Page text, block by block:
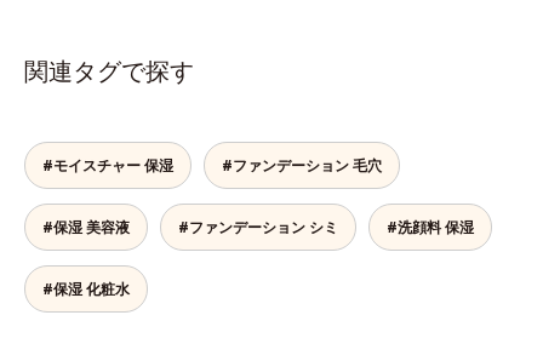
与えます。キメを整え、磨かれたよ
うな透明感とツヤを生み出すこと
まとったような仕上がりに。*1 ス
キンフィットカラー成分（酸化チタ
ン、酸化鉄、ステアロイルグルタミ
ン酸2Na）配合＝自然な仕上がりで
肌悩みをカバーする粉体*2 角層ま
で*3 肌のキメを整え、粉体を密着
させる設計のこと
ムです。うるおい粒子を濃密な膜で
包み込み、高い保湿効果と均一な仕
化粧下地・ファンデーション・コン
シーラー・パウダーの6役をこなす
ので、スキンケアの後はBBクリー
ムを塗るだけでベースメイクまで一
気に完成。使うほどに肌を美しく整
え、長時間キープします。
関連タグで探す
#モイスチャー 保湿 #ファンデーション 毛穴
#保湿 美容液 #ファンデーション シミ #洗顔料 保湿
#保湿 化粧水